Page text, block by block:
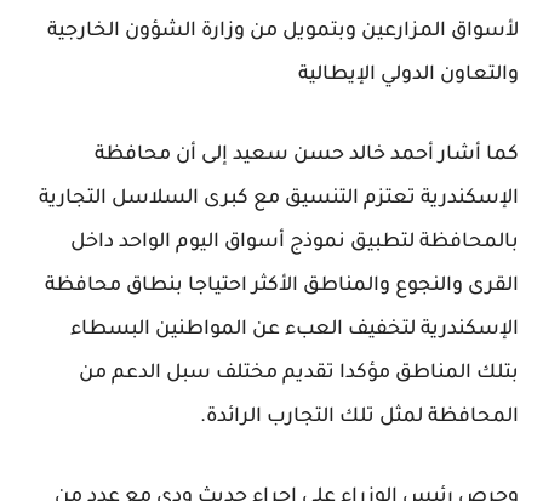
لأسواق المزارعين وبتمويل من وزارة الشؤون الخارجية
والتعاون الدولي الإيطالية
كما أشار أحمد خالد حسن سعيد إلى أن محافظة
الإسكندرية تعتزم التنسيق مع كبرى السلاسل التجارية
بالمحافظة لتطبيق نموذج أسواق اليوم الواحد داخل
القرى والنجوع والمناطق الأكثر احتياجا بنطاق محافظة
الإسكندرية لتخفيف العبء عن المواطنين البسطاء
بتلك المناطق مؤكدا تقديم مختلف سبل الدعم من
المحافظة لمثل تلك التجارب الرائدة.